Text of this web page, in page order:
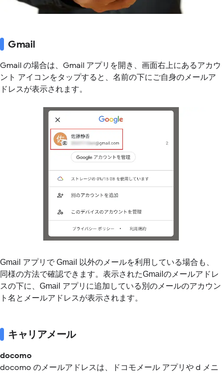
Gmail
Gmail の場合は、Gmail アプリを開き、画面右上にあるアカウ
ント アイコンをタップすると、名前の下にご自身のメールア
ドレスが表示されます。
Gmail アプリで Gmail 以外のメールを利用している場合も、
同様の方法で確認できます。表示されたGmailのメールアドレ
スの下に、Gmail アプリに追加している別のメールのアカウン
ト名とメールアドレスが表示されます。
キャリアメール
docomo
docomo のメールアドレスは、ドコモメール アプリや d メニ